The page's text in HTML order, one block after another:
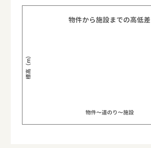
物件から施設までの高低差
標高（m）
物件〜道のり〜施設